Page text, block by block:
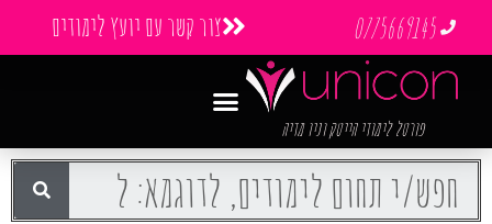
0775669145 צור קשר עם יועץ לימודים
פורטל לימודי הייטק וניו מדיה